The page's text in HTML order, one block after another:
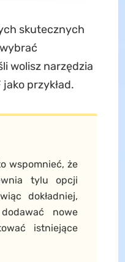
skutecznych
wolisz narzędzia
przykład.
wspomnieć, że
tylu opcji
dokładniej,
nowe
istniejące